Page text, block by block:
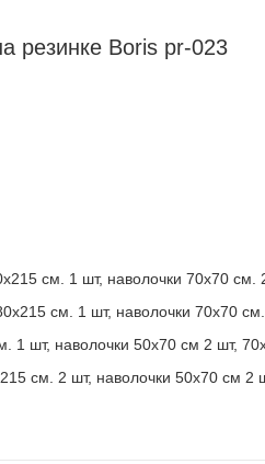
резинке Boris pr-023
см. 1 шт, наволочки 70х70 см.
см. 1 шт, наволочки 70х70
1 шт, наволочки 50х70 см 2 шт,
см. 2 шт, наволочки 50х70 см 2